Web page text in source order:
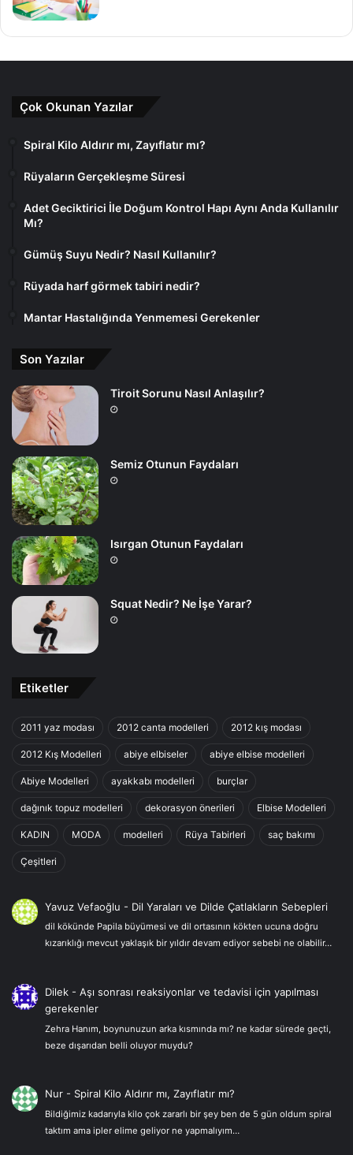
Çok Okunan Yazılar
Spiral Kilo Aldırır mı, Zayıflatır mı?
Rüyaların Gerçekleşme Süresi
Adet Geciktirici İle Doğum Kontrol Hapı Aynı Anda Kullanılır
Mı?
Gümüş Suyu Nedir? Nasıl Kullanılır?
Rüyada harf görmek tabiri nedir?
Mantar Hastalığında Yenmemesi Gerekenler
Son Yazılar
Tiroit Sorunu Nasıl Anlaşılır?
Semiz Otunun Faydaları
Isırgan Otunun Faydaları
Squat Nedir? Ne İşe Yarar?
Etiketler
2011 yaz modası 2012 canta modelleri 2012 kış modası
2012 Kış Modelleri abiye elbiseler abiye elbise modelleri
Abiye Modelleri ayakkabı modelleri burçlar
dağınık topuz modelleri dekorasyon önerileri Elbise Modelleri
KADIN MODA modelleri Rüya Tabirleri saç bakımı
Çeşitleri
Yavuz Vefaoğlu - Dil Yaraları ve Dilde Çatlakların Sebepleri
dil kökünde Papila büyümesi ve dil ortasının kökten ucuna doğru
kızarıklığı mevcut yaklaşık bir yıldır devam ediyor sebebi ne olabilir…
Dilek -Aşı sonrası reaksiyonlar ve tedavisi için yapılması
gerekenler
Zehra Hanım, boynunuzun arka kısmında mı? ne kadar sürede geçti,
beze dışarıdan belli oluyor muydu?
Nur - Spiral Kilo Aldırır mı, Zayıflatır mı?
Bildiğimiz kadarıyla kilo çok zararlı bir şey ben de 5 gün oldum spiral
taktım ama ipler elime geliyor ne yapmalıyım…